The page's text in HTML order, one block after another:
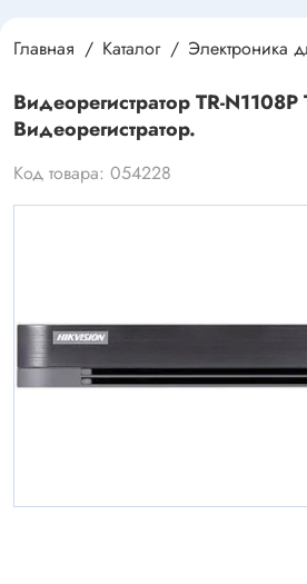
Главная Каталог Электроника
Видеорегистратор TR-N1108P
Видеорегистратор.
Код товара: 054228